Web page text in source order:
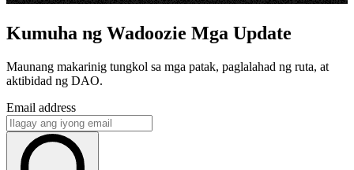
Kumuha ng Wadoozie Mga Update
Maunang makarinig tungkol sa mga patak, paglalahad ng ruta, at
aktibidad ng DAO.
Email address